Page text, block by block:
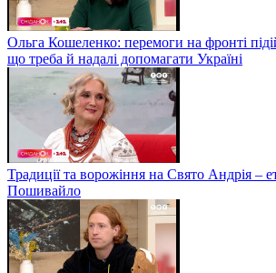
Ольга Кошеленко: перемоги на фронті
що треба й надалі допомагати Україні
Традиції та ворожіння на Свято Андрія –
Пошивайло